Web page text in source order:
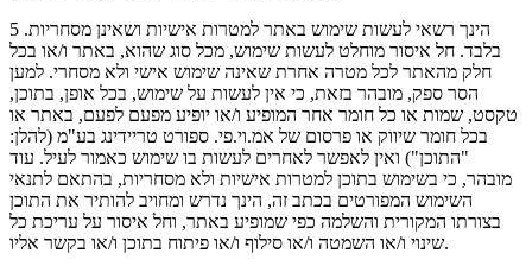
5 .הינך רשאי לעשות שימוש באתר למטרות אישיות ושאינן מסחריות
בלבד. חל איסור מוחלט לעשות שימוש, מכל סוג שהוא, באתר ו/או בכל
חלק מהאתר לכל מטרה אחרת שאינה שימוש אישי ולא מסחרי. למען
הסר ספק, מובהר בזאת, כי אין לעשות על שימוש, בכל אופן, בתוכן,
טקסט, שמות או כל חומר אחר המופיע ו/או יופיע מפעם לפעם, באתר או
בכל חומר שיווק או פרסום של אמ.וי.פי. ספורט טריידינג בע"מ (להלן:
"התוכן") ואין לאפשר לאחרים לעשות בו שימוש כאמור לעיל. עוד
מובהר, כי בשימוש בתוכן למטרות אישיות ולא מסחריות, בהתאם לתנאי
השימוש המפורטים בכתב זה, הינך נדרש ומחויב להותיר את התוכן
בצורתו המקורית והשלמה כפי שמופיע באתר, וחל איסור על עריכת כל
שינוי ו/או השמטה ו/או סילוף ו/או פיתוח בתוכן ו/או בקשר אליו.